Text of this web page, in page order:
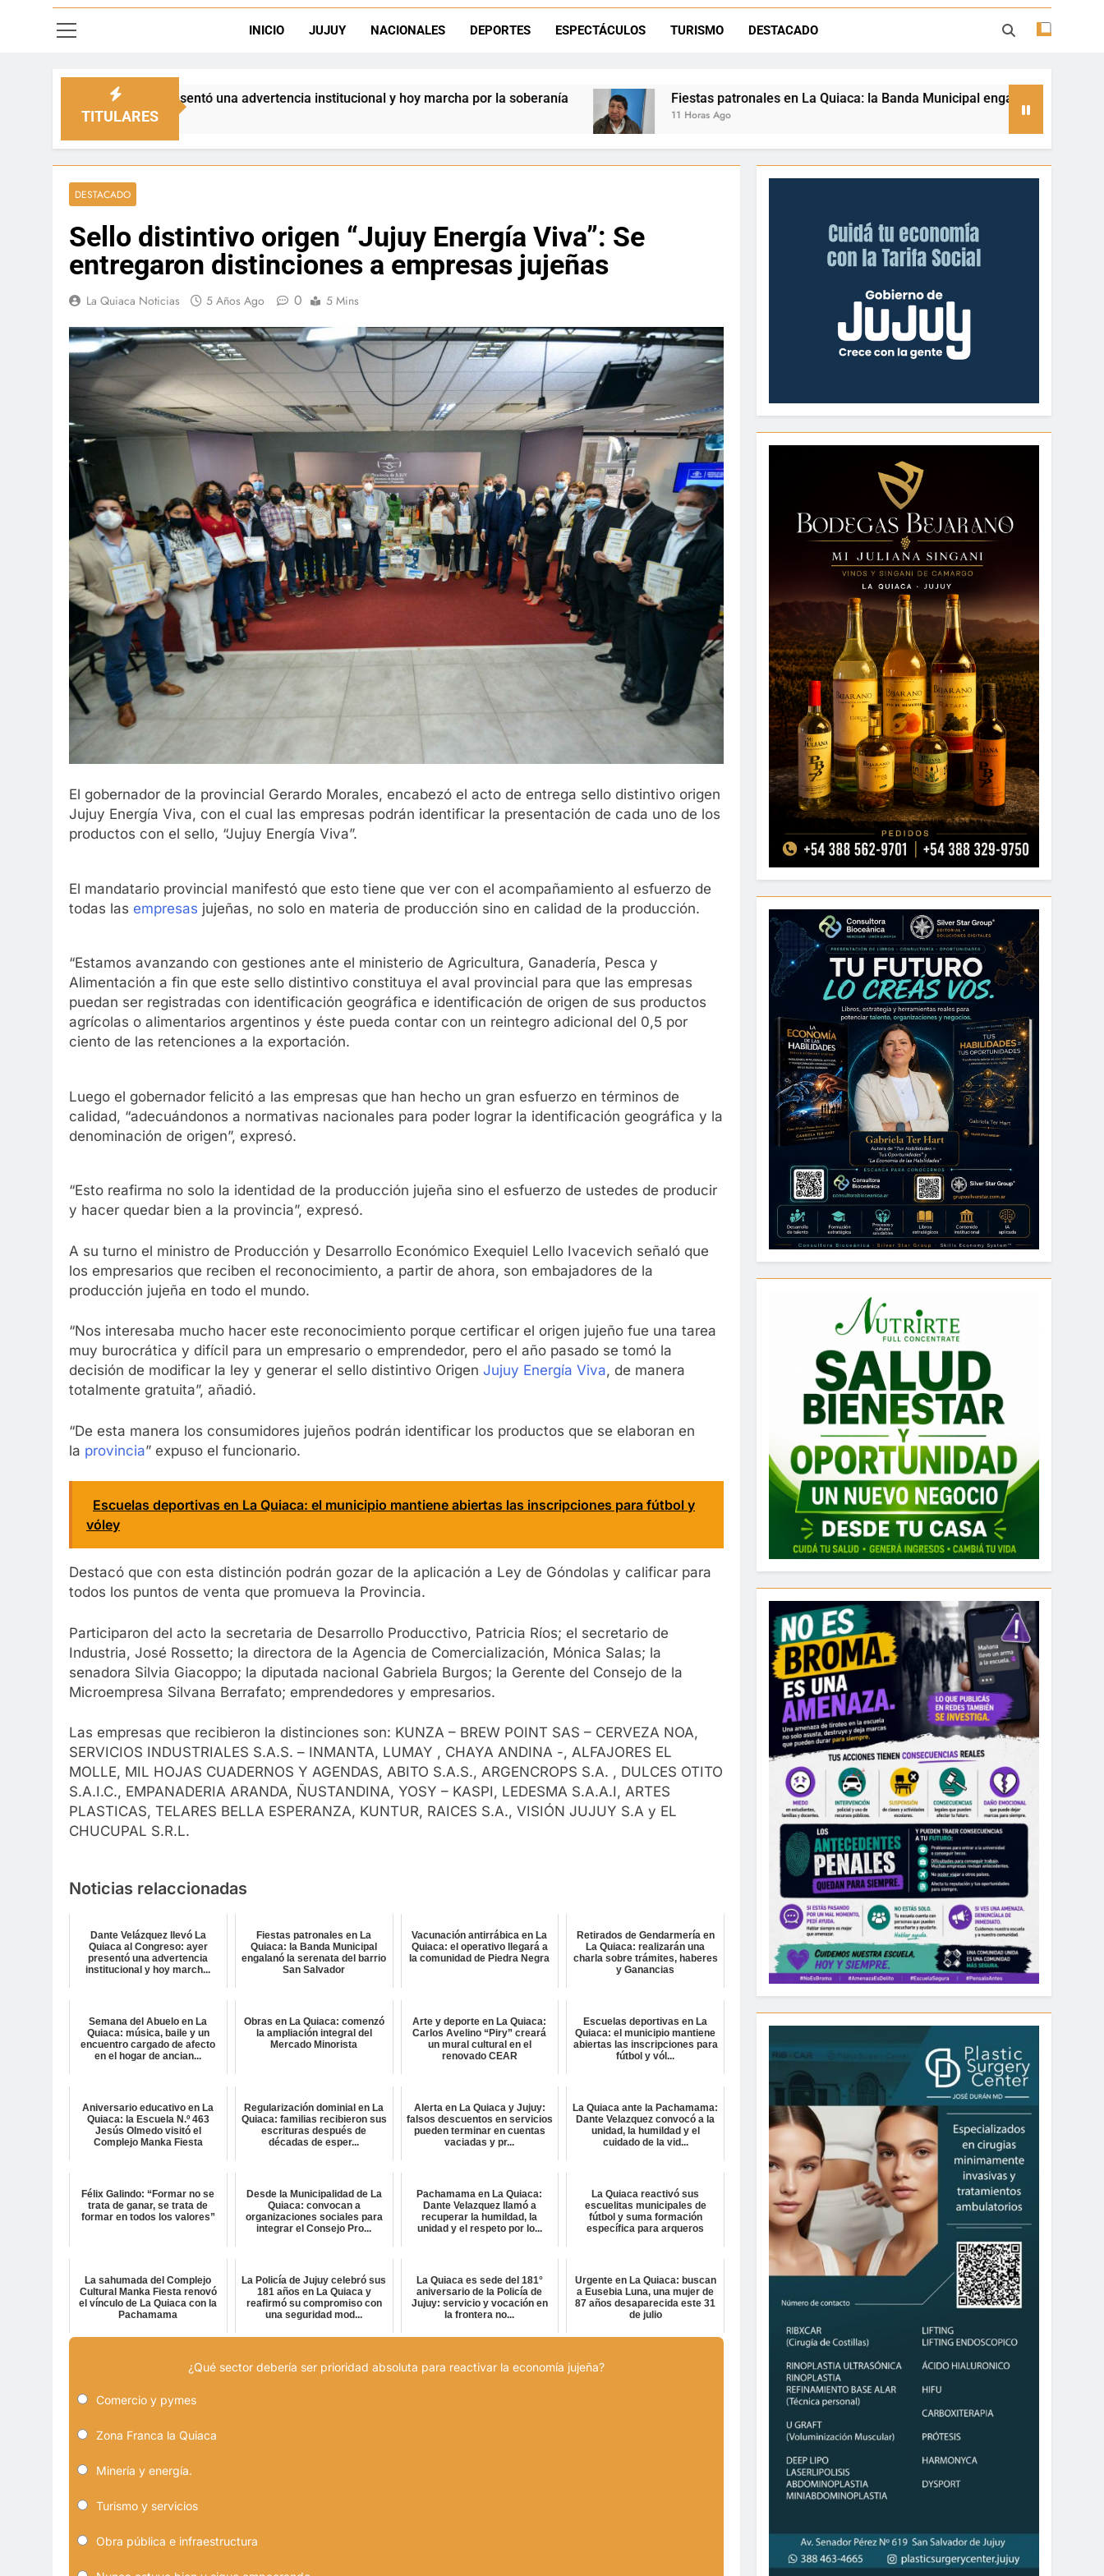
Vacunación antirrábica en La Quiaca: el operativo llegará a la comunidad de Piedra Negra
INICIO JUJUY NACIONALES DEPORTES ESPECTÁCULOS TURISMO DESTACADO
TITULARES
una advertencia institucional y hoy marcha por la soberanía Fiestas patronales en La Quiaca: la Banda Municipal engalanó la serenata del barrio San Salvador
DESTACADO
Sello distintivo origen “Jujuy Energía Viva”: Se
entregaron distinciones a empresas jujeñas
La Quiaca Noticias 5 Años Ago 0 5 Mins
El gobernador de la provincial Gerardo Morales, encabezó el acto de entrega sello distintivo origen
Jujuy Energía Viva, con el cual las empresas podrán identificar la presentación de cada uno de los
productos con el sello, “Jujuy Energía Viva”.
El mandatario provincial manifestó que esto tiene que ver con el acompañamiento al esfuerzo de
todas las empresas jujeñas, no solo en materia de producción sino en calidad de la producción.
“Estamos avanzando con gestiones ante el ministerio de Agricultura, Ganadería, Pesca y
Alimentación a fin que este sello distintivo constituya el aval provincial para que las empresas
puedan ser registradas con identificación geográfica e identificación de origen de sus productos
agrícolas o alimentarios argentinos y éste pueda contar con un reintegro adicional del 0,5 por
ciento de las retenciones a la exportación.
Luego el gobernador felicitó a las empresas que han hecho un gran esfuerzo en términos de
calidad, “adecuándonos a normativas nacionales para poder lograr la identificación geográfica y la
denominación de origen”, expresó.
“Esto reafirma no solo la identidad de la producción jujeña sino el esfuerzo de ustedes de producir
y hacer quedar bien a la provincia”, expresó.
A su turno el ministro de Producción y Desarrollo Económico Exequiel Lello Ivacevich señaló que
los empresarios que reciben el reconocimiento, a partir de ahora, son embajadores de la
producción jujeña en todo el mundo.
“Nos interesaba mucho hacer este reconocimiento porque certificar el origen jujeño fue una tarea
muy burocrática y difícil para un empresario o emprendedor, pero el año pasado se tomó la
decisión de modificar la ley y generar el sello distintivo Origen Jujuy Energía Viva, de manera
totalmente gratuita”, añadió.
“De esta manera los consumidores jujeños podrán identificar los productos que se elaboran en
la provincia” expuso el funcionario.
Escuelas deportivas en La Quiaca: el municipio mantiene abiertas las inscripciones para fútbol y
vóley
Destacó que con esta distinción podrán gozar de la aplicación a Ley de Góndolas y calificar para
todos los puntos de venta que promueva la Provincia.
Participaron del acto la secretaria de Desarrollo Producctivo, Patricia Ríos; el secretario de
Industria, José Rossetto; la directora de la Agencia de Comercialización, Mónica Salas; la
senadora Silvia Giacoppo; la diputada nacional Gabriela Burgos; la Gerente del Consejo de la
Microempresa Silvana Berrafato; emprendedores y empresarios.
Las empresas que recibieron la distinciones son: KUNZA – BREW POINT SAS – CERVEZA NOA,
SERVICIOS INDUSTRIALES S.A.S. – INMANTA, LUMAY , CHAYA ANDINA -, ALFAJORES EL
MOLLE, MIL HOJAS CUADERNOS Y AGENDAS, ABITO S.A.S., ARGENCROPS S.A. , DULCES OTITO
S.A.I.C., EMPANADERIA ARANDA, ÑUSTANDINA, YOSY – KASPI, LEDESMA S.A.A.I, ARTES
PLASTICAS, TELARES BELLA ESPERANZA, KUNTUR, RAICES S.A., VISIÓN JUJUY S.A y EL
CHUCUPAL S.R.L.
Noticias relaccionadas
Dante Velázquez llevó La
Quiaca al Congreso: ayer
presentó una advertencia
institucional y hoy march...
Fiestas patronales en La
Quiaca: la Banda Municipal
engalanó la serenata del barrio
San Salvador
Vacunación antirrábica en La
Quiaca: el operativo llegará a
la comunidad de Piedra Negra
Retirados de Gendarmería en
La Quiaca: realizarán una
charla sobre trámites, haberes
y Ganancias
Semana del Abuelo en La
Quiaca: música, baile y un
encuentro cargado de afecto
en el hogar de ancian...
Obras en La Quiaca: comenzó
la ampliación integral del
Mercado Minorista
Arte y deporte en La Quiaca:
Carlos Avelino “Piry” creará
un mural cultural en el
renovado CEAR
Escuelas deportivas en La
Quiaca: el municipio mantiene
abiertas las inscripciones para
fútbol y vól...
Aniversario educativo en La
Quiaca: la Escuela N.º 463
Jesús Olmedo visitó el
Complejo Manka Fiesta
Regularización dominial en La
Quiaca: familias recibieron sus
escrituras después de
décadas de esper...
Alerta en La Quiaca y Jujuy:
falsos descuentos en servicios
pueden terminar en cuentas
vaciadas y pr...
La Quiaca ante la Pachamama:
Dante Velazquez convocó a la
unidad, la humildad y el
cuidado de la vid...
Félix Galindo: “Formar no se
trata de ganar, se trata de
formar en todos los valores”
Desde la Municipalidad de La
Quiaca: convocan a
organizaciones sociales para
integrar el Consejo Pro...
Pachamama en La Quiaca:
Dante Velazquez llamó a
recuperar la humildad, la
unidad y el respeto por lo...
La Quiaca reactivó sus
escuelitas municipales de
fútbol y suma formación
específica para arqueros
La sahumada del Complejo
Cultural Manka Fiesta renovó
el vínculo de La Quiaca con la
Pachamama
La Policía de Jujuy celebró sus
181 años en La Quiaca y
reafirmó su compromiso con
una seguridad mod...
La Quiaca es sede del 181°
aniversario de la Policía de
Jujuy: servicio y vocación en
la frontera no...
Urgente en La Quiaca: buscan
a Eusebia Luna, una mujer de
87 años desaparecida este 31
de julio
¿Qué sector debería ser prioridad absoluta para reactivar la economía jujeña?
Comercio y pymes
Zona Franca la Quiaca
Minería y energía.
Turismo y servicios
Obra pública e infraestructura